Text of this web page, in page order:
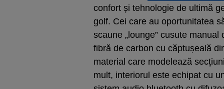
confort și tehnologie de ultimă
golf. Cei care au oportunitatea
scaune „lounge” cusute
fibră de carbon cu căptușeală
material care modelează
mult, interiorul este echipat cu